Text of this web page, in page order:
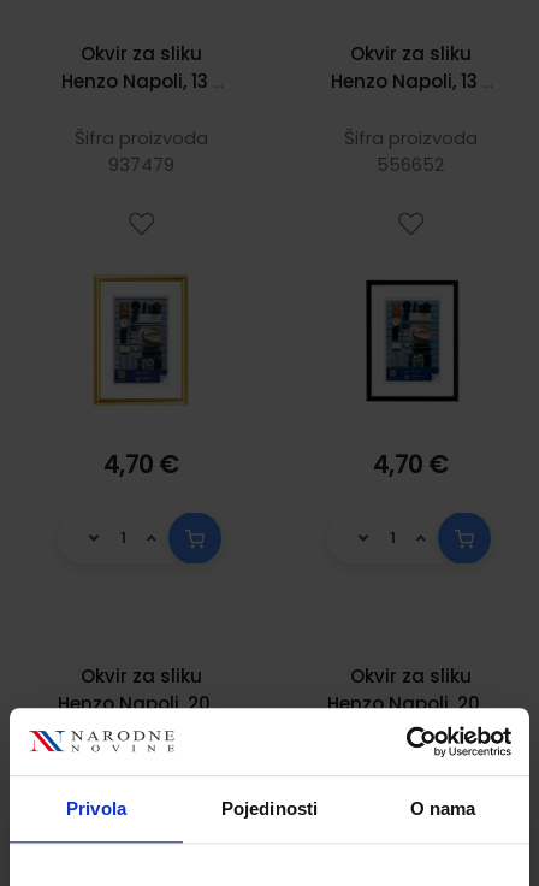
Privola Pojedinosti O nama
Okvir za sliku
Henzo Napoli, 13 x
Šifra proizvoda
937479
4,70 €
Okvir za sliku
Henzo Napoli, 13 x
Šifra proizvoda
556652
4,70 €
Okvir za sliku
Henzo Napoli, 20 x
30 cm, bijeli
Šifra proizvoda
Okvir za sliku
Henzo Napoli, 20 x
30 cm, crni
Šifra proizvoda